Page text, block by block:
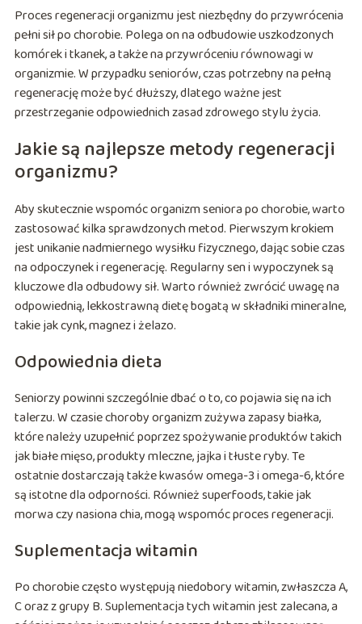
Proces regeneracji organizmu jest niezbędny do przywrócenia
pełni sił po chorobie. Polega on na odbudowie uszkodzonych
komórek i tkanek, a także na przywróceniu równowagi w
organizmie. W przypadku seniorów, czas potrzebny na pełną
regenerację może być dłuższy, dlatego ważne jest
przestrzeganie odpowiednich zasad zdrowego stylu życia.
Jakie są najlepsze metody regeneracji
organizmu?
Aby skutecznie wspomóc organizm seniora po chorobie, warto
zastosować kilka sprawdzonych metod. Pierwszym krokiem
jest unikanie nadmiernego wysiłku fizycznego, dając sobie czas
na odpoczynek i regenerację. Regularny sen i wypoczynek są
kluczowe dla odbudowy sił. Warto również zwrócić uwagę na
odpowiednią, lekkostrawną dietę bogatą w składniki mineralne,
takie jak cynk, magnez i żelazo.
Odpowiednia dieta
Seniorzy powinni szczególnie dbać o to, co pojawia się na ich
talerzu. W czasie choroby organizm zużywa zapasy białka,
które należy uzupełnić poprzez spożywanie produktów takich
jak białe mięso, produkty mleczne, jajka i tłuste ryby. Te
ostatnie dostarczają także kwasów omega-3 i omega-6, które
są istotne dla odporności. Również superfoods, takie jak
morwa czy nasiona chia, mogą wspomóc proces regeneracji.
Suplementacja witamin
Po chorobie często występują niedobory witamin, zwłaszcza A,
C oraz z grupy B. Suplementacja tych witamin jest zalecana, a